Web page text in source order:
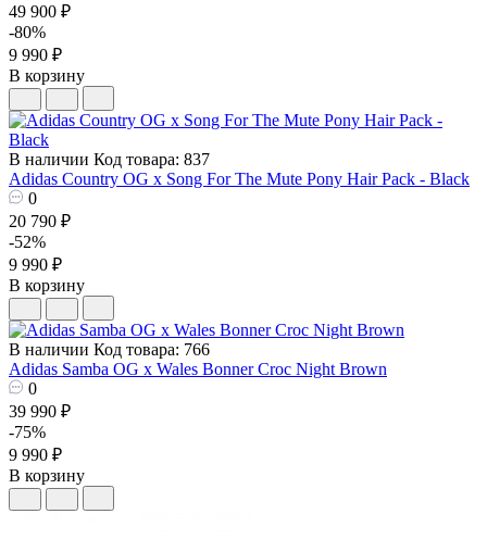
49 900 ₽
-80%
9 990 ₽
В корзину
В наличии Код товара: 837
Adidas Country OG x Song For The Mute Pony Hair Pack - Black
0
20 790 ₽
-52%
9 990 ₽
В корзину
В наличии Код товара: 766
Adidas Samba OG x Wales Bonner Croc Night Brown
0
39 990 ₽
-75%
9 990 ₽
В корзину